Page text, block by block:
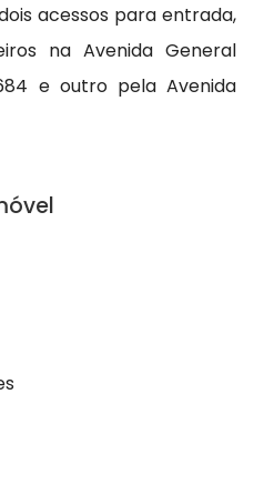
acessos para entrada,
na Avenida General
e outro pela Avenida